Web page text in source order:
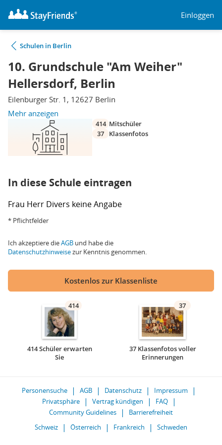
Einloggen
Schulen in Berlin
10. Grundschule "Am Weiher"
Hellersdorf, Berlin
Eilenburger Str. 1, 12627 Berlin
Mehr anzeigen
414 Mitschüler
37
Klassenfotos
In diese Schule eintragen
Frau Herr Divers keine Angabe
* Pflichtfelder
Ich akzeptiere dieAGB und habe die
Datenschutzhinweisezur Kenntnis genommen.
Kostenlos zur Klassenliste
414
414 Schüler erwarten
Sie
37
37 Klassenfotos voller
Erinnerungen
Personensuche AGB Datenschutz
Impressum
Privatsphäre
Vertrag kündigen
FAQ
Community Guidelines
Barrierefreiheit
Schweiz
Österreich Frankreich Schweden